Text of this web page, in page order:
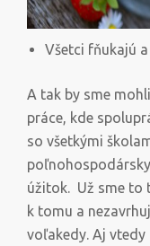
Všetci fňukajú
A tak by sme
práce, kde
so všetkými
úžitok. Už sme to
k tomu a
voľakedy. Aj